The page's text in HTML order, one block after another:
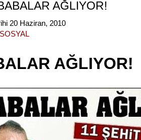
AĞLIYOR!
20 Haziran, 2010
SOSYAL
AĞLIYOR!